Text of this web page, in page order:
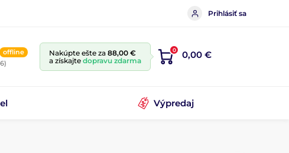
Prihlásiť sa
offline Nakúpte ešte za 88,00 €
a získajte dopravu zdarma
0 0,00 €
Výpredaj